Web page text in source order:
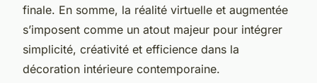
finale. En somme, la réalité virtuelle et augmentée
s’imposent comme un atout majeur pour intégrer
simplicité, créativité et efficience dans la
décoration intérieure contemporaine.